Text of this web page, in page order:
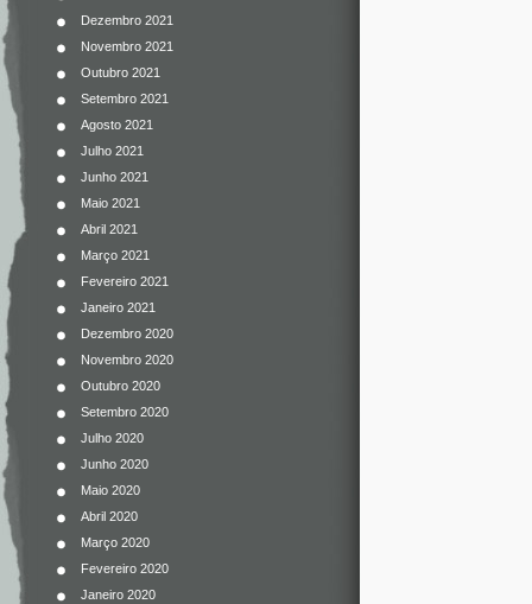
Dezembro 2021
Novembro 2021
Outubro 2021
Setembro 2021
Agosto 2021
Julho 2021
Junho 2021
Maio 2021
Abril 2021
Março 2021
Fevereiro 2021
Janeiro 2021
Dezembro 2020
Novembro 2020
Outubro 2020
Setembro 2020
Julho 2020
Junho 2020
Maio 2020
Abril 2020
Março 2020
Fevereiro 2020
Janeiro 2020